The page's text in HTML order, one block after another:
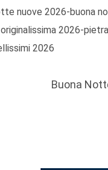
nuove 2026-buona
2026-
2026
Buona